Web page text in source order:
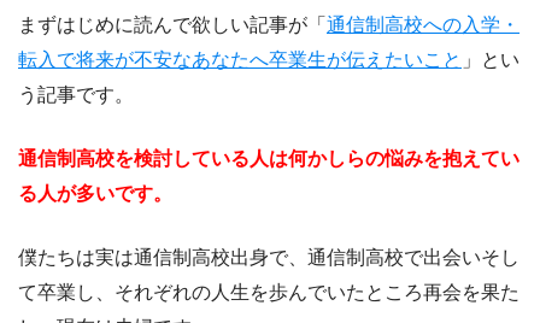
まずはじめに読んで欲しい記事が「 通信制高校への入学・
転入で将来が不安なあなたへ卒業生が伝えたいこと 」とい
う記事です。
通信制高校を検討している人は何かしらの悩みを抱えてい
る人が多いです。
僕たちは実は通信制高校出身で、通信制高校で出会いそし
て卒業し、それぞれの人生を歩んでいたところ再会を果た